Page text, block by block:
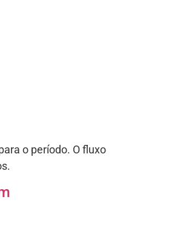
o período. O fluxo